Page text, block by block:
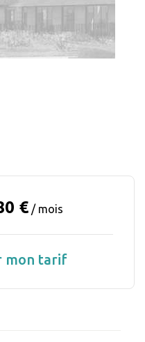
€ / mois
mon tarif